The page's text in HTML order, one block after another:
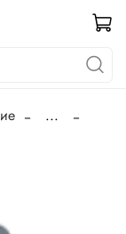
...